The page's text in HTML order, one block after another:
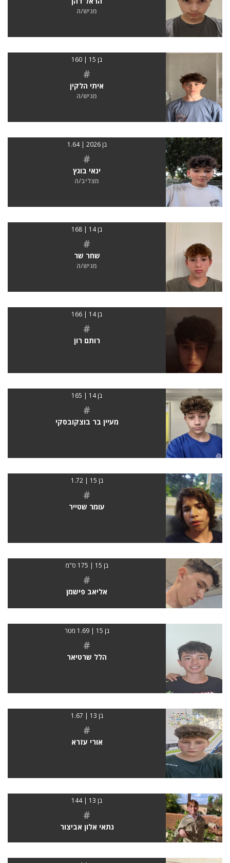
מגיש/ה
בן 15 | 160
#
איתי הלקין
מגיש/ה
בן 2026 | 1.64
#
ינאי בוגץ
מצליב/ה
בן 14 | 168
#
שחר שר
מגיש/ה
בן 14 | 166
#
רותם רון
בן 14 | 165
#
מעיין בר בוצקובסקי
בן 15 | 1.72
#
עומר שטייר
בן 15 | 175 ס"מ
#
אליאב פישמן
בן 15 | 1.69 מטר
#
הלל שרטיאר
בן 13 | 1.67
#
אורי עזרא
בן 13 | 144
#
נתאי אלון אביצור